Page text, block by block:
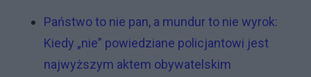
Państwo to nie pan, a mundur to nie wyrok:
Kiedy „nie” powiedziane policjantowi jest
najwyższym aktem obywatelskim